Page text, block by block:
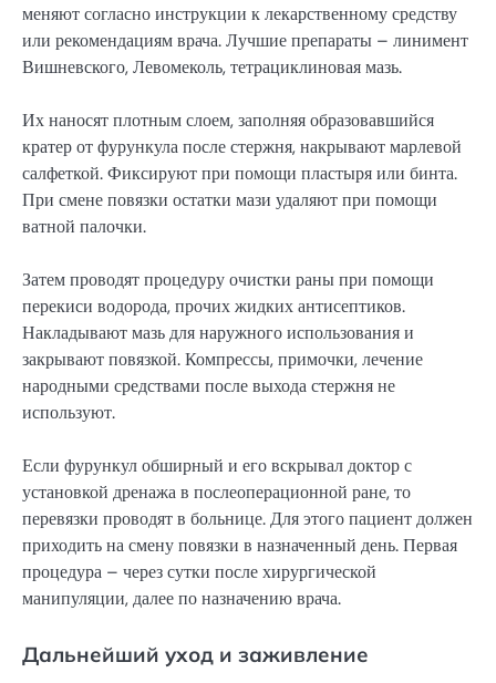
меняют согласно инструкции к лекарственному средству
или рекомендациям врача. Лучшие препараты – линимент
Вишневского, Левомеколь, тетрациклиновая мазь.
Их наносят плотным слоем, заполняя образовавшийся
кратер от фурункула после стержня, накрывают марлевой
салфеткой. Фиксируют при помощи пластыря или бинта.
При смене повязки остатки мази удаляют при помощи
ватной палочки.
Затем проводят процедуру очистки раны при помощи
перекиси водорода, прочих жидких антисептиков.
Накладывают мазь для наружного использования и
закрывают повязкой. Компрессы, примочки, лечение
народными средствами после выхода стержня не
используют.
Если фурункул обширный и его вскрывал доктор с
установкой дренажа в послеоперационной ране, то
перевязки проводят в больнице. Для этого пациент должен
приходить на смену повязки в назначенный день. Первая
процедура – через сутки после хирургической
манипуляции, далее по назначению врача.
Дальнейший уход и заживление